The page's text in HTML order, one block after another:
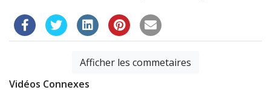
Afficher les commetaires
Vidéos Connexes